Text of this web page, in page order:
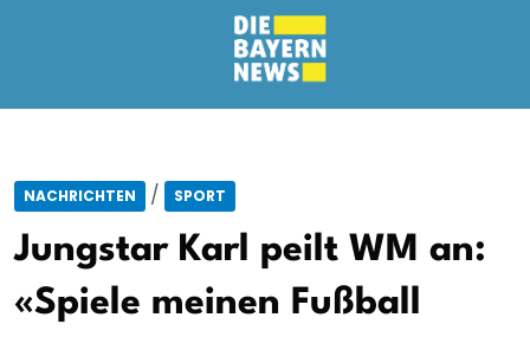
NACHRICHTEN / SPORT
Jungstar Karl peilt WM an:
«Spiele meinen Fußball